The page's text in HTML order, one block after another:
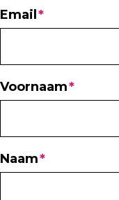
Email
Voornaam
Naam